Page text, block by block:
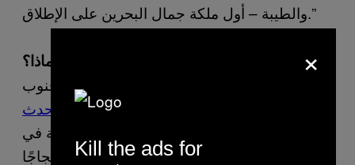
والطيبة – أول ملكة جمال البحرين على الإطلاق.”
جدل جنوب أفريقي على المشاركة، لماذا؟
يدور الجدل حول مسابقة ملكة جمال الكون جنوب
سحبت الحكومة دعمها للحدث
بسبب خطط المنظمين المحليين للمشاركة في
المسابقة، وفشلها في إقناعهم بالانسحاب احتجاجًا
×
Kill the ads for